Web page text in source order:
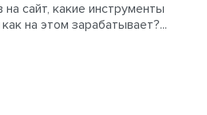
сайт, какие инструменты
на этом зарабатывает?...